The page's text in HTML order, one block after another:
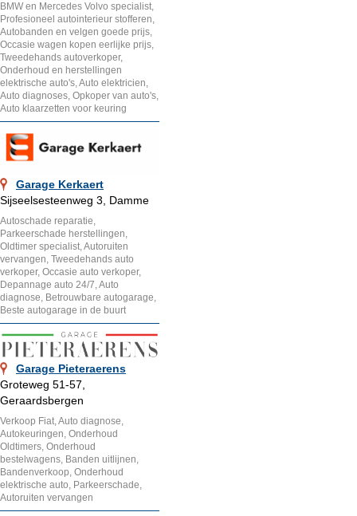
BMW en Mercedes Volvo specialist,
Profesioneel autointerieur stofferen,
Autobanden en velgen goede prijs,
Occasie wagen kopen eerlijke prijs,
Tweedehands autoverkoper,
Onderhoud en herstellingen
elektrische auto's, Auto elektricien,
Auto diagnoses, Opkoper van auto's,
Auto klaarzetten voor keuring
Garage Kerkaert
Sijseelsesteenweg 3, Damme
Autoschade reparatie,
Parkeerschade herstellingen,
Oldtimer specialist, Autoruiten
vervangen, Tweedehands auto
verkoper, Occasie auto verkoper,
Depannage auto 24/7, Auto
diagnose, Betrouwbare autogarage,
Beste autogarage in de buurt
Garage Pieteraerens
Groteweg 51-57,
Geraardsbergen
Verkoop Fiat, Auto diagnose,
Autokeuringen, Onderhoud
Oldtimers, Onderhoud
bestelwagens, Banden uitlijnen,
Bandenverkoop, Onderhoud
elektrische auto, Parkeerschade,
Autoruiten vervangen